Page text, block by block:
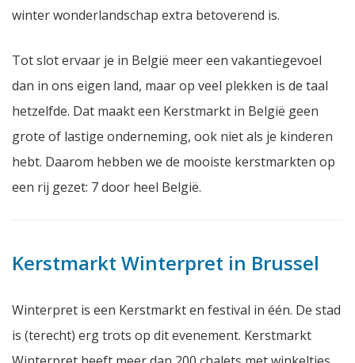
winter wonderlandschap extra betoverend is.
Tot slot ervaar je in België meer een vakantiegevoel
dan in ons eigen land, maar op veel plekken is de taal
hetzelfde. Dat maakt een Kerstmarkt in België geen
grote of lastige onderneming, ook niet als je kinderen
hebt. Daarom hebben we de mooiste kerstmarkten op
een rij gezet: 7 door heel België.
Kerstmarkt Winterpret in Brussel
Winterpret is een Kerstmarkt en festival in één. De stad
is (terecht) erg trots op dit evenement. Kerstmarkt